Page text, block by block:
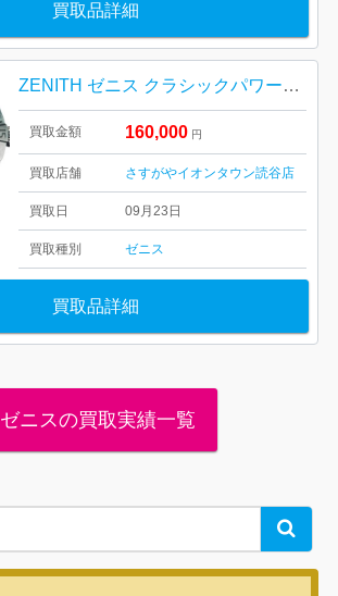
買取品詳細
ZENITH ゼニス クラシックパワーリザーブエリート 時計
買取金額 160,000 円
買取店舗 さすがやイオンタウン読谷店
買取日 09月23日
買取種別 ゼニス
買取品詳細
ゼニスの買取実績一覧
Search